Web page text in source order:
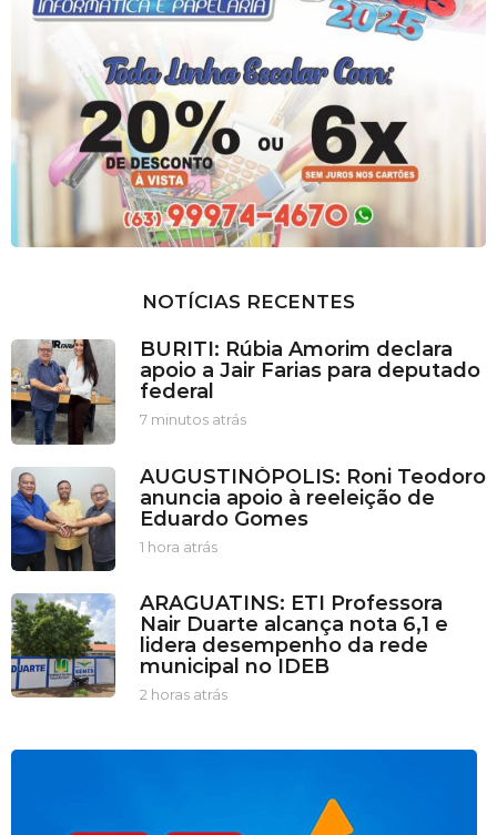
NOTÍCIAS RECENTES
BURITI: Rúbia Amorim declara
apoio a Jair Farias para deputado
federal
7 minutos atrás7
n
u
t
t
r
á
s
AUGUSTINÓPOLIS: Roni Teodoro
anuncia apoio à reeleição de
Eduardo Gomes
1 hora atrás1
r
a
a
t
r
ARAGUATINS: ETI Professora
Nair Duarte alcança nota 6,1 e
lidera desempenho da rede
municipal no IDEB
2 horas atrás2